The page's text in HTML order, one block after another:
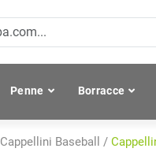
Penne Borracce
Cappellini Baseball /